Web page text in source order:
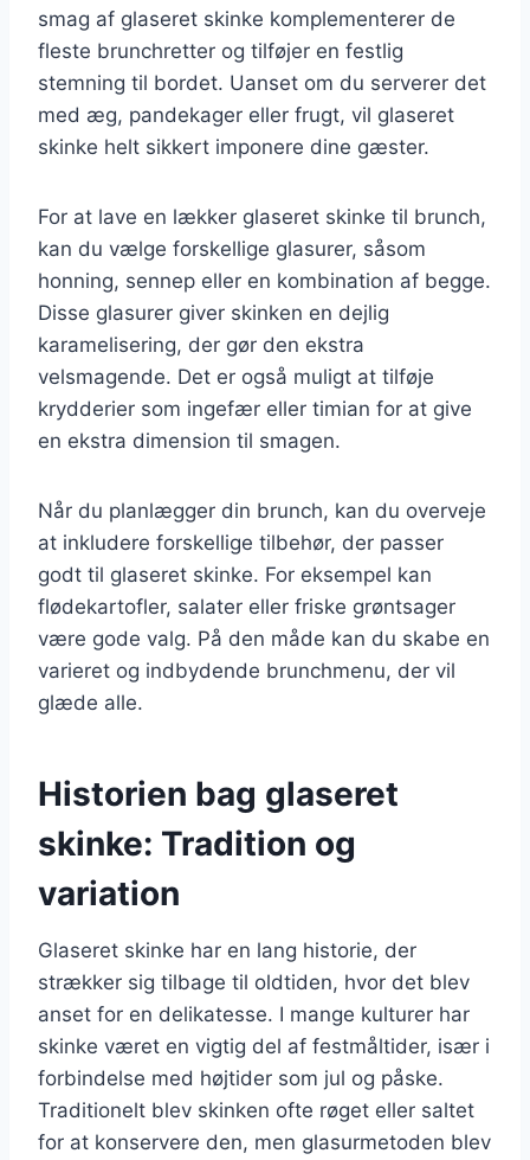
smag af glaseret skinke komplementerer de
fleste brunchretter og tilføjer en festlig
stemning til bordet. Uanset om du serverer det
med æg, pandekager eller frugt, vil glaseret
skinke helt sikkert imponere dine gæster.
For at lave en lækker glaseret skinke til brunch,
kan du vælge forskellige glasurer, såsom
honning, sennep eller en kombination af begge.
Disse glasurer giver skinken en dejlig
karamelisering, der gør den ekstra
velsmagende. Det er også muligt at tilføje
krydderier som ingefær eller timian for at give
en ekstra dimension til smagen.
Når du planlægger din brunch, kan du overveje
at inkludere forskellige tilbehør, der passer
godt til glaseret skinke. For eksempel kan
flødekartofler, salater eller friske grøntsager
være gode valg. På den måde kan du skabe en
varieret og indbydende brunchmenu, der vil
glæde alle.
Historien bag glaseret
skinke: Tradition og
variation
Glaseret skinke har en lang historie, der
strækker sig tilbage til oldtiden, hvor det blev
anset for en delikatesse. I mange kulturer har
skinke været en vigtig del af festmåltider, især i
forbindelse med højtider som jul og påske.
Traditionelt blev skinken ofte røget eller saltet
for at konservere den, men glasurmetoden blev